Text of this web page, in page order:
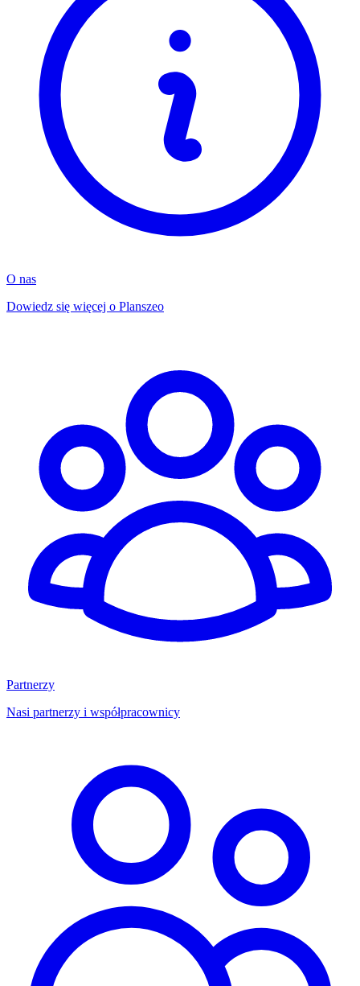
O nas
Dowiedz się więcej o Planszeo
Partnerzy
Nasi partnerzy i współpracownicy